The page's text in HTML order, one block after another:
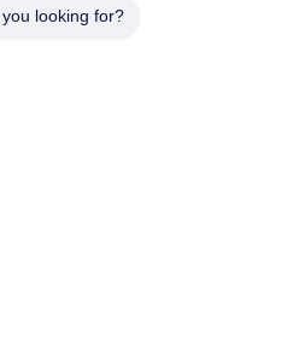
looking for?